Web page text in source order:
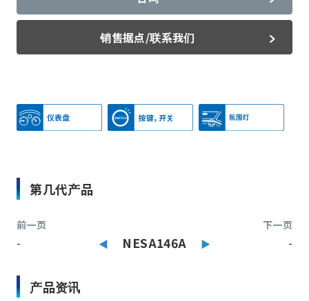
销售据点/联系我们
第几代产品
前一页
- NESA146A
下一页
-
产品资讯